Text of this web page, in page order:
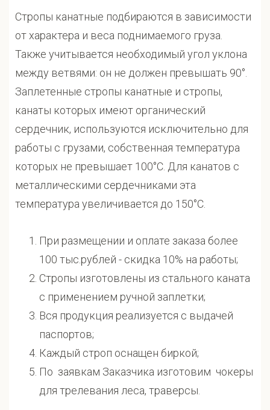
Стропы канатные подбираются в зависимости
от характера и веса поднимаемого груза.
Также учитывается необходимый угол уклона
между ветвями: он не должен превышать 90°.
Заплетенные стропы канатные и стропы,
канаты которых имеют органический
сердечник, используются исключительно для
работы с грузами, собственная температура
которых не превышает 100°С. Для канатов с
металлическими сердечниками эта
температура увеличивается до 150°С.
При размещении и оплате заказа более
100 тыс.рублей - скидка 10% на работы;
Стропы изготовлены из стального каната
с применением ручной заплетки;
Вся продукция реализуется с выдачей
паспортов;
Каждый строп оснащен биркой;
По заявкам Заказчика изготовим чокеры
для трелевания леса, траверсы.